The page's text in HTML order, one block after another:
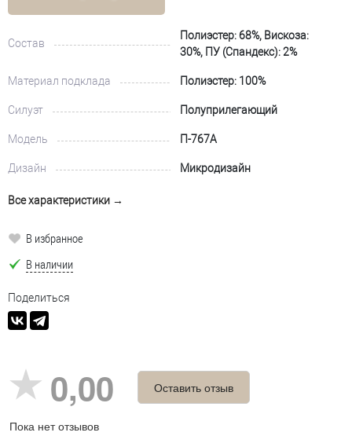
Состав
Полиэстер: 68%, Вискоза:
30%, ПУ (Спандекс): 2%
Материал подклада Полиэстер: 100%
Силуэт Полуприлегающий
Модель П-767А
Дизайн Микродизайн
Все характеристики →
В избранное
В наличии
Поделиться
0,00
Пока нет отзывов
Оставить отзыв